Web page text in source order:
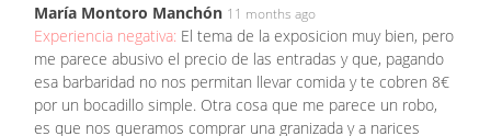
María Montoro Manchón 11 months ago
Experiencia negativa: El tema de la exposicion muy bien, pero
me parece abusivo el precio de las entradas y que, pagando
esa barbaridad no nos permitan llevar comida y te cobren 8€
por un bocadillo simple. Otra cosa que me parece un robo,
es que nos queramos comprar una granizada y a narices